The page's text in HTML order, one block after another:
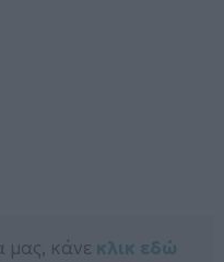
μας, κάνε κλικ εδώ